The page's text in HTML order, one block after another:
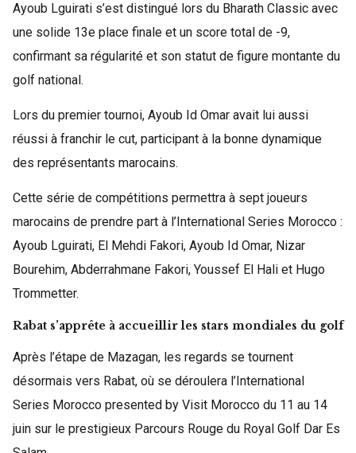
Ayoub Lguirati s’est distingué lors du Bharath Classic avec
une solide 13e place finale et un score total de -9,
confirmant sa régularité et son statut de figure montante du
golf national.
Lors du premier tournoi, Ayoub Id Omar avait lui aussi
réussi à franchir le cut, participant à la bonne dynamique
des représentants marocains.
Cette série de compétitions permettra à sept joueurs
marocains de prendre part à l’International Series Morocco :
Ayoub Lguirati, El Mehdi Fakori, Ayoub Id Omar, Nizar
Bourehim, Abderrahmane Fakori, Youssef El Hali et Hugo
Trommetter.
Rabat s’apprête à accueillir les stars mondiales du golf
Après l’étape de Mazagan, les regards se tournent
désormais vers Rabat, où se déroulera l’International
Series Morocco presented by Visit Morocco du 11 au 14
juin sur le prestigieux Parcours Rouge du Royal Golf Dar Es